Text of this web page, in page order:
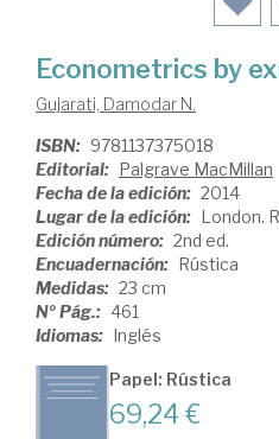
Econometrics by
Gujarati, Damodar N.
ISBN: 9781137375018
Editorial: Palgrave MacMillan
Fecha de la edición: 2014
Lugar de la edición: London.
Edición número: 2nd ed.
Encuadernación: Rústica
Medidas: 23 cm
Nº Pág.: 461
Idiomas: Inglés
Papel: Rústica
69,24 €